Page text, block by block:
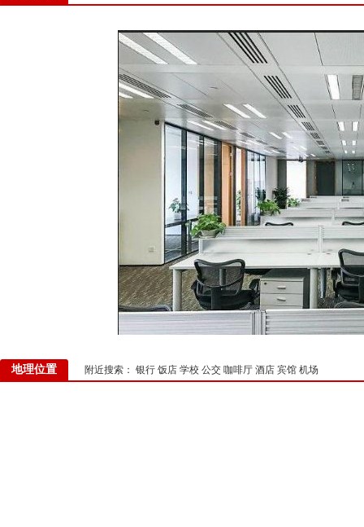
地理位置 附近搜索： 银行 饭店 学校 公交 咖啡厅 酒店 宾馆 机场